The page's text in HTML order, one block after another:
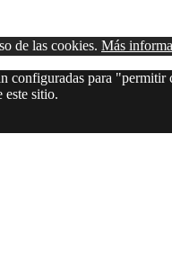
de las cookies. Más
configuradas para
este sitio.